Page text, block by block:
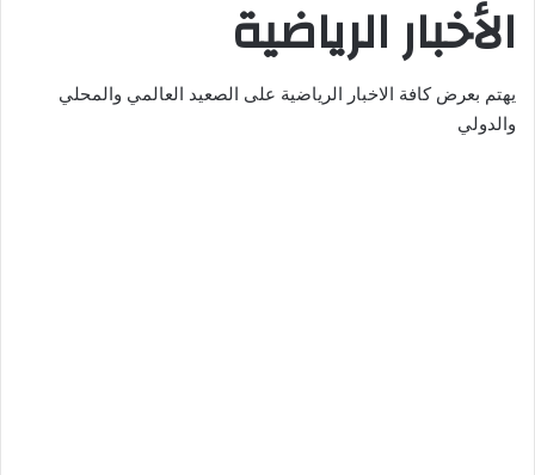
الأخبار الرياضية
يهتم بعرض كافة الاخبار الرياضية على الصعيد العالمي والمحلي
والدولي